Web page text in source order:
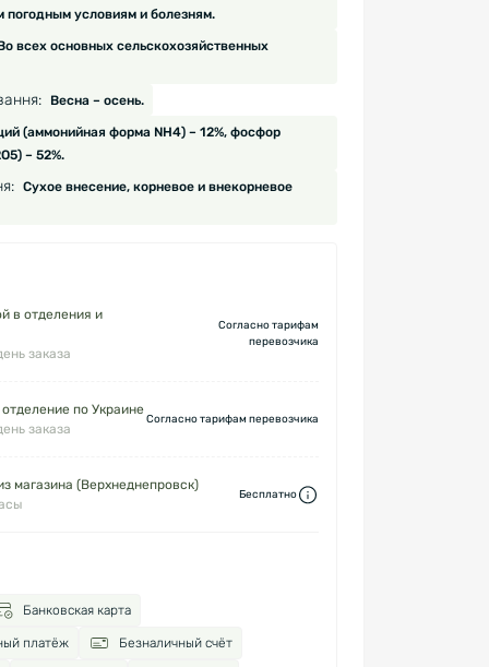
погодным условиям и болезням.
всех основных сельскохозяйственных
Весна – осень.
(аммонийная форма NH4) – 12%, фосфор
– 52%.
Сухое внесение, корневое и внекорневое
в отделения и
заказа
Согласно тарифам
перевозчика
по Украине
заказа
Согласно тарифам перевозчика
магазина (Верхнеднепровск)
Бесплатно
Банковская карта
платёж Безналичный счёт